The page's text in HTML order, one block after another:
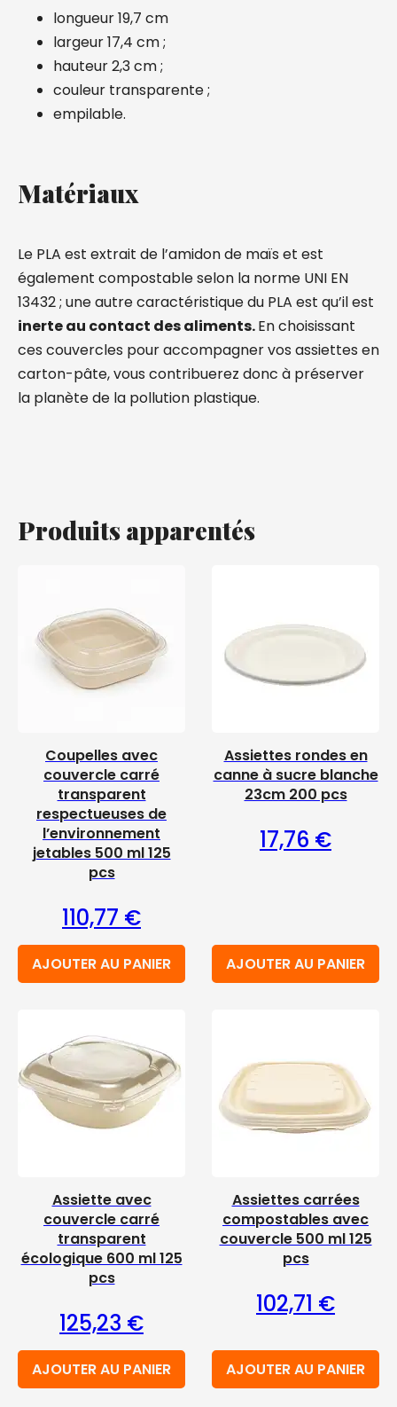
longueur 19,7 cm
largeur 17,4 cm ;
hauteur 2,3 cm ;
couleur transparente ;
empilable.
Matériaux
Le PLA est extrait de l’amidon de maïs et est
également compostable selon la norme UNI EN
13432 ; une autre caractéristique du PLA est qu’il est
inerte au contact des aliments.En choisissant
ces couvercles pour accompagner vos assiettes en
carton-pâte, vous contribuerez donc à préserver
la planète de la pollution plastique.
Produits apparentés
Coupelles avec
couvercle carré
transparent
respectueuses de
l’environnement
jetables 500 ml 125
pcs
110,77 €
AJOUTER AU PANIER
Assiettes rondes en
canne à sucre blanche
23cm 200 pcs
17,76 €
AJOUTER AU PANIER
Assiette avec
couvercle carré
transparent
écologique 600 ml 125
pcs
125,23 €
AJOUTER AU PANIER
Assiettes carrées
compostables avec
couvercle 500 ml 125
pcs
102,71 €
AJOUTER AU PANIER